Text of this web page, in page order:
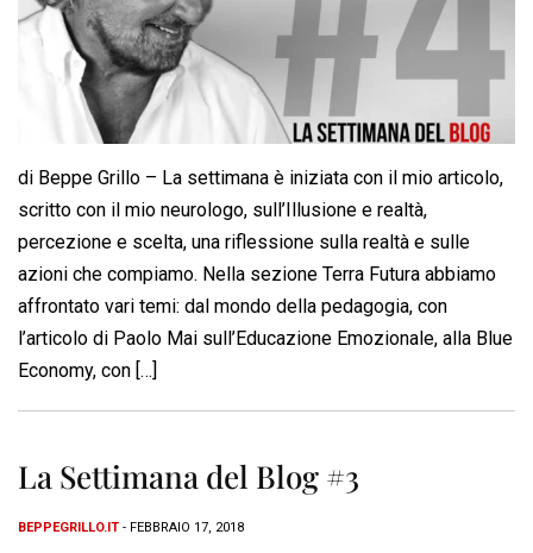
di Beppe Grillo – La settimana è iniziata con il mio articolo,
scritto con il mio neurologo, sull’Illusione e realtà,
percezione e scelta, una riflessione sulla realtà e sulle
azioni che compiamo. Nella sezione Terra Futura abbiamo
affrontato vari temi: dal mondo della pedagogia, con
l’articolo di Paolo Mai sull’Educazione Emozionale, alla Blue
Economy, con […]
La Settimana del Blog #3
BEPPEGRILLO.IT - FEBBRAIO 17, 2018